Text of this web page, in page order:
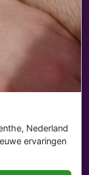
Nederland
ervaringen